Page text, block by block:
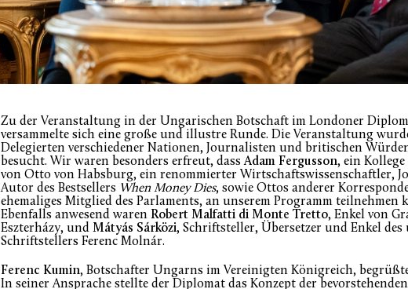
Zu der Veranstaltung in der Ungarischen Botschaft im Londoner
versammelte sich eine große und illustre Runde. Die Veranstaltung
Delegierten verschiedener Nationen, Journalisten und britischen
besucht. Wir waren besonders erfreut, dassAdam Fergusson, ein
von Otto von Habsburg, ein renommierter Wirtschaftswissenschaftler,
Autor des Bestsellers When Money Dies, sowie Ottos anderer
ehemaliges Mitglied des Parlaments, an unserem Programm teilnehmen
Ebenfalls anwesend waren Robert Malfatti di Monte Tretto, Enkel von
Eszterházy, und Mátyás Sárközi, Schriftsteller, Übersetzer und Enkel des
Schriftstellers Ferenc Molnár.
Ferenc Kumin, Botschafter Ungarns im Vereinigten Königreich,
In seiner Ansprache stellte der Diplomat das Konzept der